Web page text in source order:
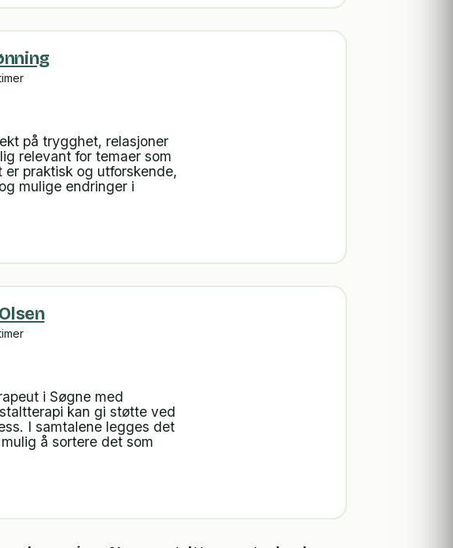
på trygghet, relasjoner
relevant for temaer som
praktisk og utforskende,
mulige endringer i
i Søgne med
kan gi støtte ved
I samtalene legges det
å sortere det som